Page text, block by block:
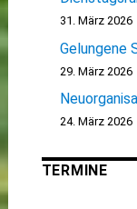
31. März 2026
Gelungene
29. März 2026
24. März 2026
TERMINE